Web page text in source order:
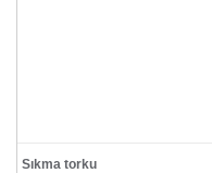
Sıkma torku